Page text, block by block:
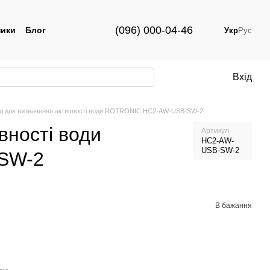
Блог (096) 000-04-46 УкрРус
Вхід
для визначення активності води ROTRONIC HC2-AW-USB-SW-2
води
2
Артикул
HC2-AW-
USB-SW-2
В бажання